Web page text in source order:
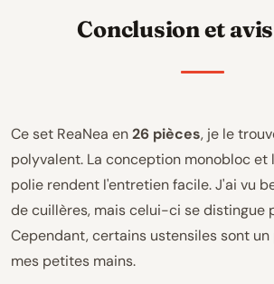
Conclusion et
Ce set ReaNea en26 pièces, je le
polyvalent. La conception monobloc
polie rendent l'entretien facile. J'ai vu
de cuillères, mais celui-ci se distingue
Cependant, certains ustensiles sont
mes petites mains.